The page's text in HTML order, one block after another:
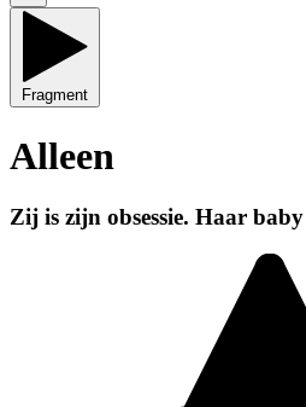
Fragment
Alleen
Zij is zijn obsessie. Haar